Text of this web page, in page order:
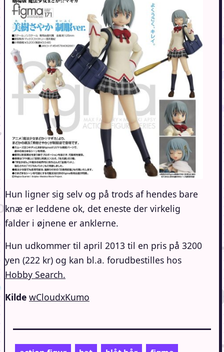
Hun ligner sig selv og på trods af hendes bare
knæ er leddene ok, det eneste der virkelig
falder i øjnene er anklerne.
Hun udkommer til april 2013 til en pris på 3200
yen (222 kr) og kan bl.a. forudbestilles hos
Hobby Search.
Kilde wCloudxKumo